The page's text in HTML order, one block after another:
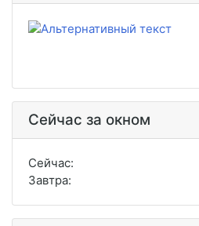
Сейчас за окном
Сейчас:
Завтра: